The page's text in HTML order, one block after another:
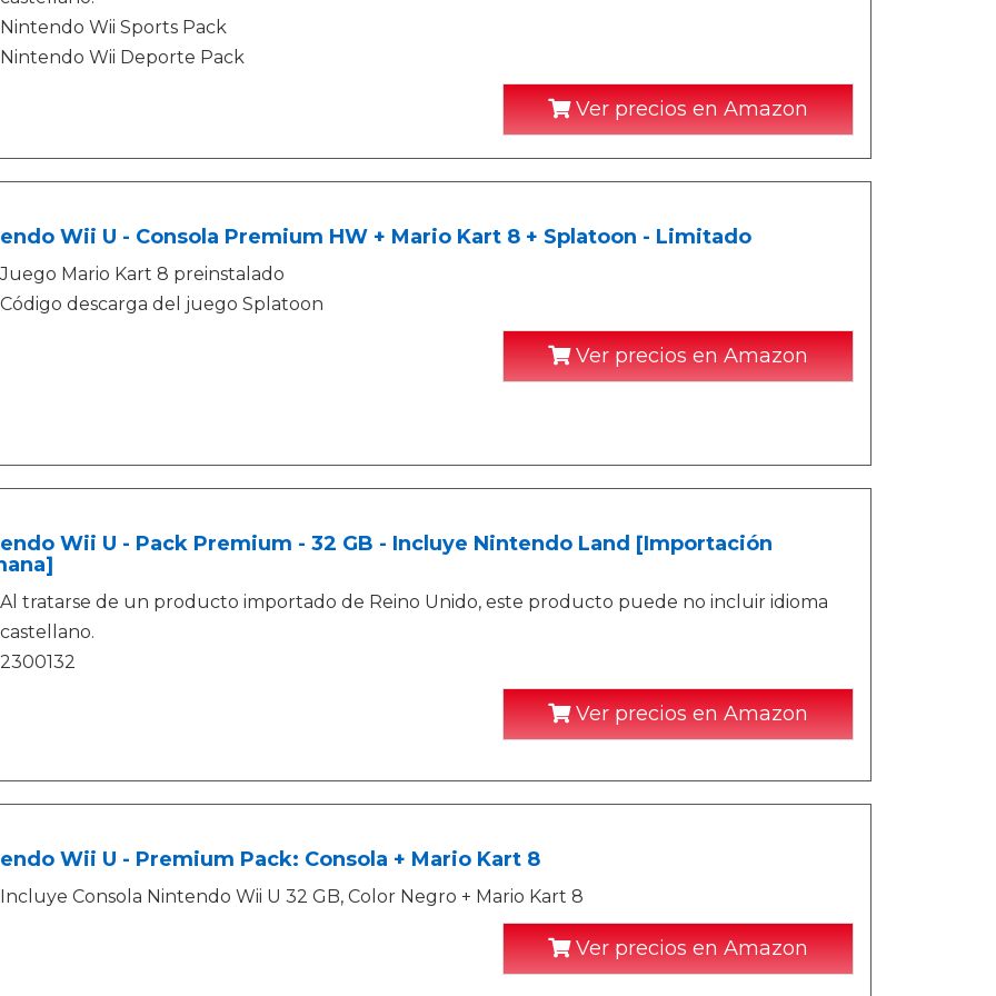
Nintendo Wii Sports Pack
Nintendo Wii Deporte Pack
Ver precios en Amazon
Wii U - Consola Premium HW + Mario Kart 8 + Splatoon - Limitado
Juego Mario Kart 8 preinstalado
Código descarga del juego Splatoon
Ver precios en Amazon
Wii U - Pack Premium - 32 GB - Incluye Nintendo Land [Importación
Al tratarse de un producto importado de Reino Unido, este producto puede no incluir idioma
castellano.
2300132
Ver precios en Amazon
Wii U - Premium Pack: Consola + Mario Kart 8
Incluye Consola Nintendo Wii U 32 GB, Color Negro + Mario Kart 8
Ver precios en Amazon